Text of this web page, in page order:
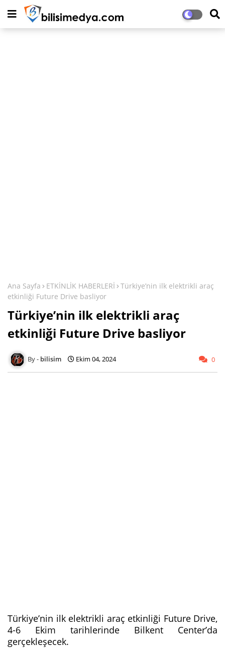
Ana Sayfa ETKİNLİK HABERLERİ
Türkiye’nin ilk elektrikli araç
etkinliği Future Drive basliyor
Türkiye’nin ilk elektrikli araç
etkinliği Future Drive basliyor
bilisim Ekim 04, 2024 0
Türkiye’nin ilk elektrikli araç etkinliği Future Drive,
4-6 Ekim tarihlerinde Bilkent Center’da
gerçekleşecek.